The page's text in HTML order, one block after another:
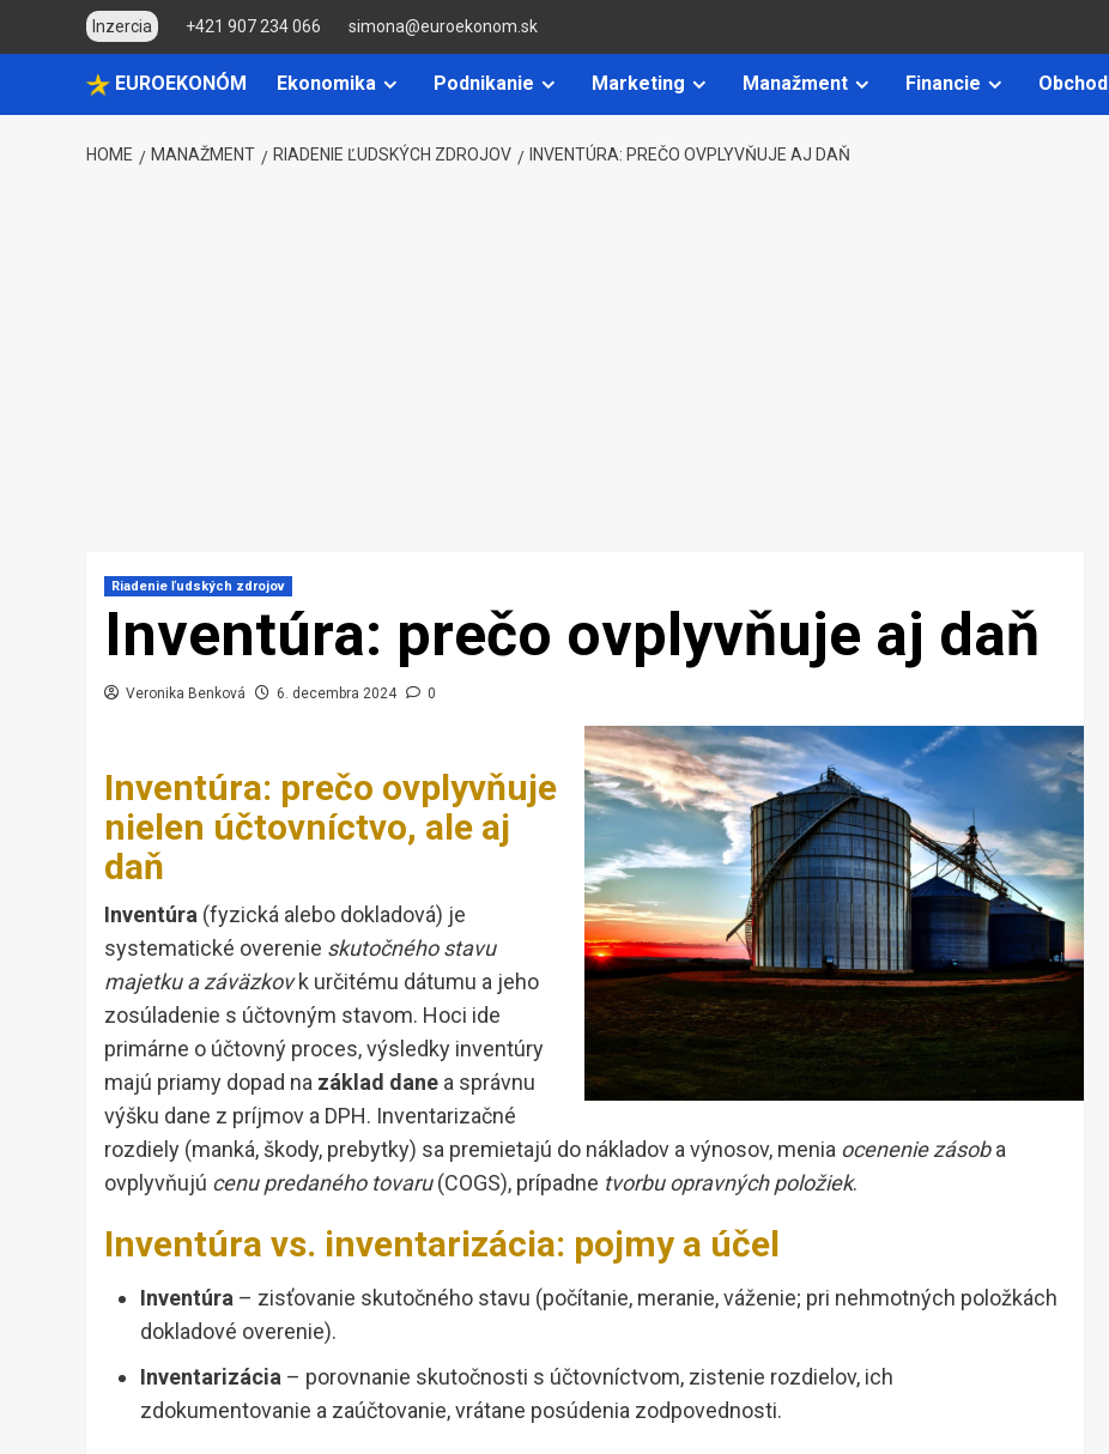
Inzercia +421 907 234 066 simona@euroekonom.sk
EUROEKONÓM Ekonomika Podnikanie Marketing Manažment Financie Obchod
HOME MANAŽMENT RIADENIE ĽUDSKÝCH ZDROJOV INVENTÚRA: PREČO OVPLYVŇUJE AJ DAŇ
Riadenie ľudských zdrojov
Inventúra: prečo ovplyvňuje aj daň
Veronika Benková 6. decembra 2024 0
Inventúra: prečo ovplyvňuje
nielen účtovníctvo, ale aj
daň
Inventúra (fyzická alebo dokladová) je
systematické overenie skutočného stavu
majetku a záväzkovk určitému dátumu a jeho
zosúladenie s účtovným stavom. Hoci ide
primárne o účtovný proces, výsledky inventúry
majú priamy dopad na základ dane a správnu
výšku dane z príjmov a DPH. Inventarizačné
rozdiely (manká, škody, prebytky) sa premietajú do nákladov a výnosov, menia ocenenie zásoba
ovplyvňujú cenu predaného tovaru(COGS), prípadne tvorbu opravných položiek.
Inventúra vs. inventarizácia: pojmy a účel
Inventúra – zisťovanie skutočného stavu (počítanie, meranie, váženie; pri nehmotných položkách
dokladové overenie).
Inventarizácia – porovnanie skutočnosti s účtovníctvom, zistenie rozdielov, ich
zdokumentovanie a zaúčtovanie, vrátane posúdenia zodpovednosti.